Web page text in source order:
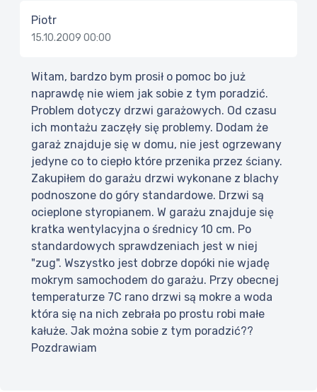
Piotr
15.10.2009 00:00
Witam, bardzo bym prosił o pomoc bo już
naprawdę nie wiem jak sobie z tym poradzić.
Problem dotyczy drzwi garażowych. Od czasu
ich montażu zaczęły się problemy. Dodam że
garaż znajduje się w domu, nie jest ogrzewany
jedyne co to ciepło które przenika przez ściany.
Zakupiłem do garażu drzwi wykonane z blachy
podnoszone do góry standardowe. Drzwi są
ocieplone styropianem. W garażu znajduje się
kratka wentylacyjna o średnicy 10 cm. Po
standardowych sprawdzeniach jest w niej
"zug". Wszystko jest dobrze dopóki nie wjadę
mokrym samochodem do garażu. Przy obecnej
temperaturze 7C rano drzwi są mokre a woda
która się na nich zebrała po prostu robi małe
kałuże. Jak można sobie z tym poradzić??
Pozdrawiam